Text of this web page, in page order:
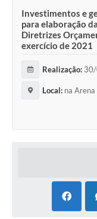
Investimentos e
para elaboração
Diretrizes
exercício de 2021
Realização:
Local: na